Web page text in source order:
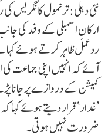
نئی دہلی: ترنمول کانگریس
ارکانِ اسمبلی کے وفد کی
ردعمل ظاہر کرتے ہوئے
آئے کہ انہیں اپنی جماعت
کمیشن کے دروازے پر جانا
’غدار‘ قرار دیتے ہوئے
ضرورت نہیں ہوتی۔